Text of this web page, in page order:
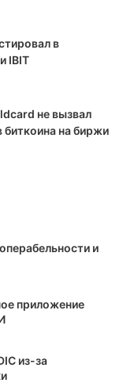
в
IBIT
не вызвал
на биржи
и
приложение
из-за